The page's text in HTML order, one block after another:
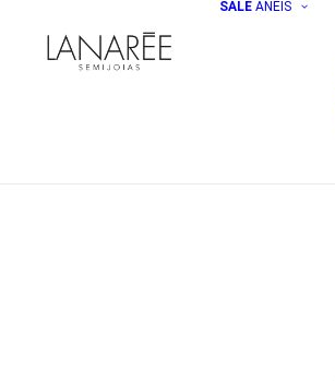
SALE ANÉIS